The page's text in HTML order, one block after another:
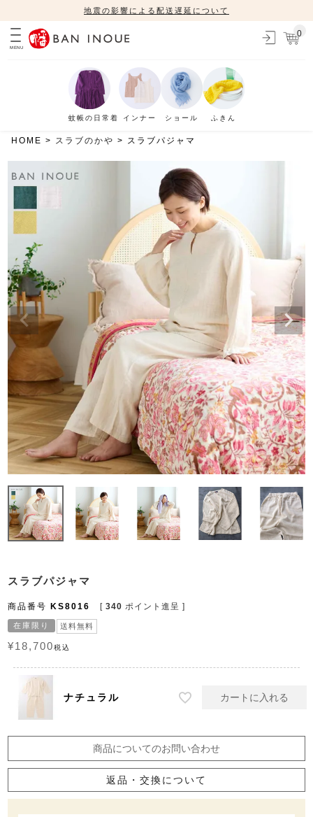
地震の影響による配送遅延について
MENU
0
蚊帳の日常着 インナー ショール ふきん
HOME スラブのかや スラブパジャマ
スラブパジャマ
商品番号 KS8016 [ 340 ポイント進呈 ]
在庫限り 送料無料
¥18,700税込
ナチュラル カートに入れる
商品についてのお問い合わせ
返品・交換について